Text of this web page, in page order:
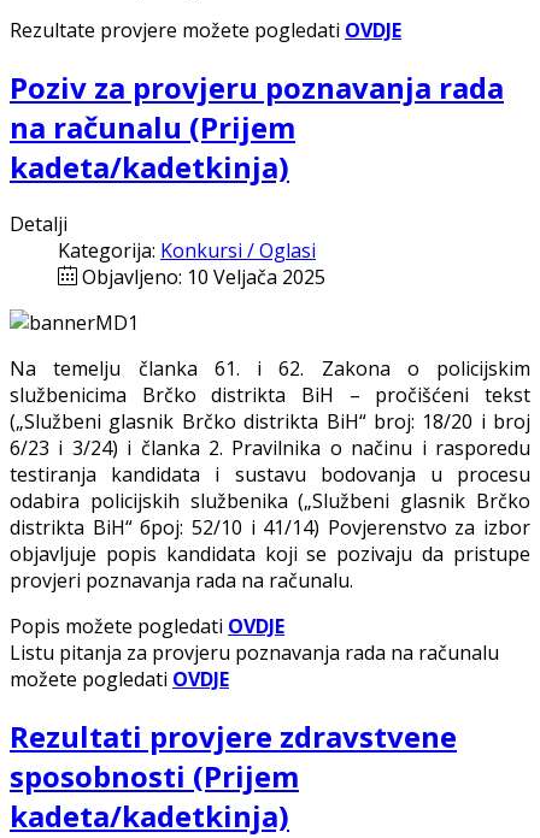
Rezultate provjere možete pogledati OVDJE
Poziv za provjeru poznavanja rada
na računalu (Prijem
kadeta/kadetkinja)
Detalji
Kategorija: Konkursi / Oglasi
Objavljeno: 10 Veljača 2025
Na temelju članka 61. i 62. Zakona o policijskim
službenicima Brčko distrikta BiH – pročišćeni tekst
(„Službeni glasnik Brčko distrikta BiH“ broj: 18/20 i broj
6/23 i 3/24) i članka 2. Pravilnika o načinu i rasporedu
testiranja kandidata i sustavu bodovanja u procesu
odabira policijskih službenika („Službeni glasnik Brčko
distrikta BiH“ број: 52/10 i 41/14) Povjerenstvo za izbor
objavljuje popis kandidata koji se pozivaju da pristupe
provjeri poznavanja rada na računalu.
Popis možete pogledati OVDJE
Listu pitanja za provjeru poznavanja rada na računalu
možete pogledati OVDJE
Rezultati provjere zdravstvene
sposobnosti (Prijem
kadeta/kadetkinja)